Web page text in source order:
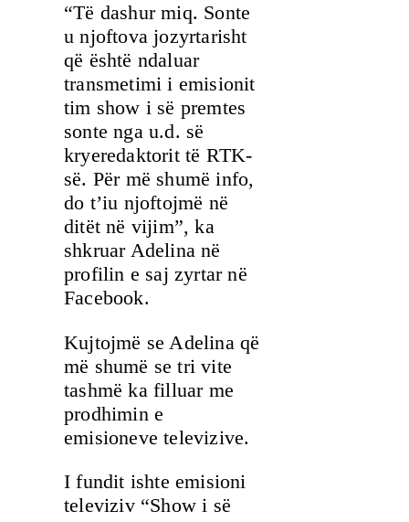
“Të dashur miq. Sonte
u njoftova jozyrtarisht
që është ndaluar
transmetimi i emisionit
tim show i së premtes
sonte nga u.d. së
kryeredaktorit të RTK-
së. Për më shumë info,
do t’iu njoftojmë në
ditët në vijim”, ka
shkruar Adelina në
profilin e saj zyrtar në
Facebook.
Kujtojmë se Adelina që
më shumë se tri vite
tashmë ka filluar me
prodhimin e
emisioneve televizive.
I fundit ishte emisioni
televiziv “Show i së